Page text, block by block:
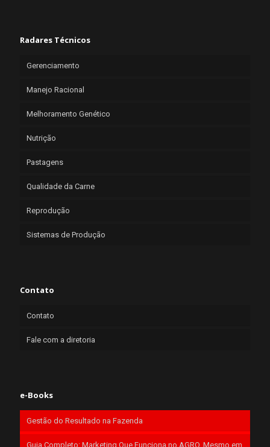
Radares Técnicos
Gerenciamento
Manejo Racional
Melhoramento Genético
Nutrição
Pastagens
Qualidade da Carne
Reprodução
Sistemas de Produção
Contato
Contato
Fale com a diretoria
e-Books
Gestão do Resultado na Fazenda
Guia Completo: Marketing Que Funciona no AGRO, Mesmo em